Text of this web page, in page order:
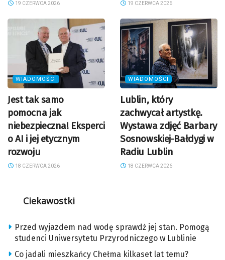
19 CZERWCA 2026 19 CZERWCA 2026
WIADOMOŚCI
Jest tak samo
pomocna jak
niebezpieczna! Eksperci
o AI i jej etycznym
rozwoju
18 CZERWCA 2026
WIADOMOŚCI
Lublin, który
zachwycał artystkę.
Wystawa zdjęć Barbary
Sosnowskiej-Bałdygi w
Radiu Lublin
18 CZERWCA 2026
Ciekawostki
Przed wyjazdem nad wodę sprawdź jej stan. Pomogą
studenci Uniwersytetu Przyrodniczego w Lublinie
Co jadali mieszkańcy Chełma kilkaset lat temu?